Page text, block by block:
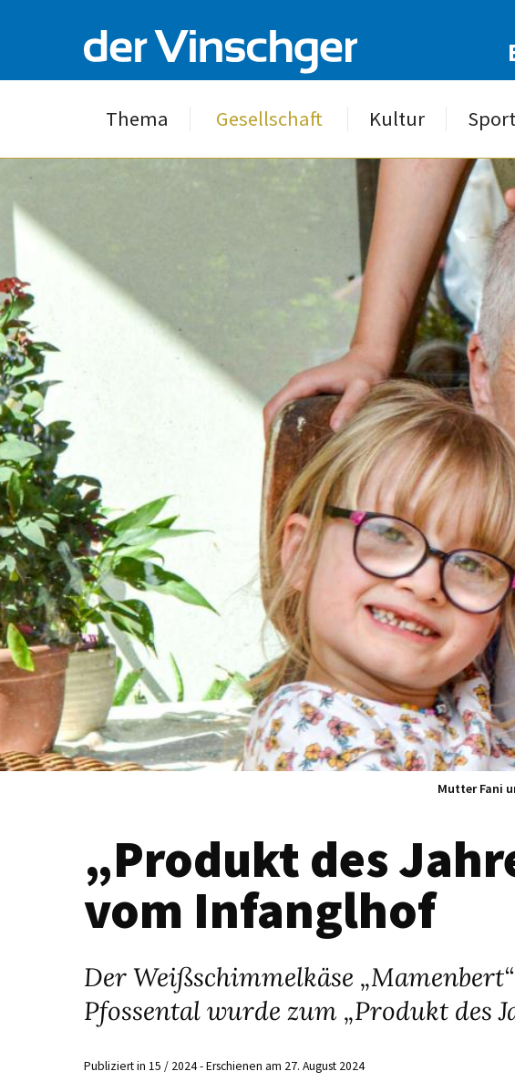
Thema Gesellschaft Kultur Sport
Mutter Fani
„Produkt des
vom Infanglhof
Der Weißschimmelkäse
Pfossental wurde zum „Produkt des
Publiziert in 15 / 2024 - Erschienen am 27. August 2024